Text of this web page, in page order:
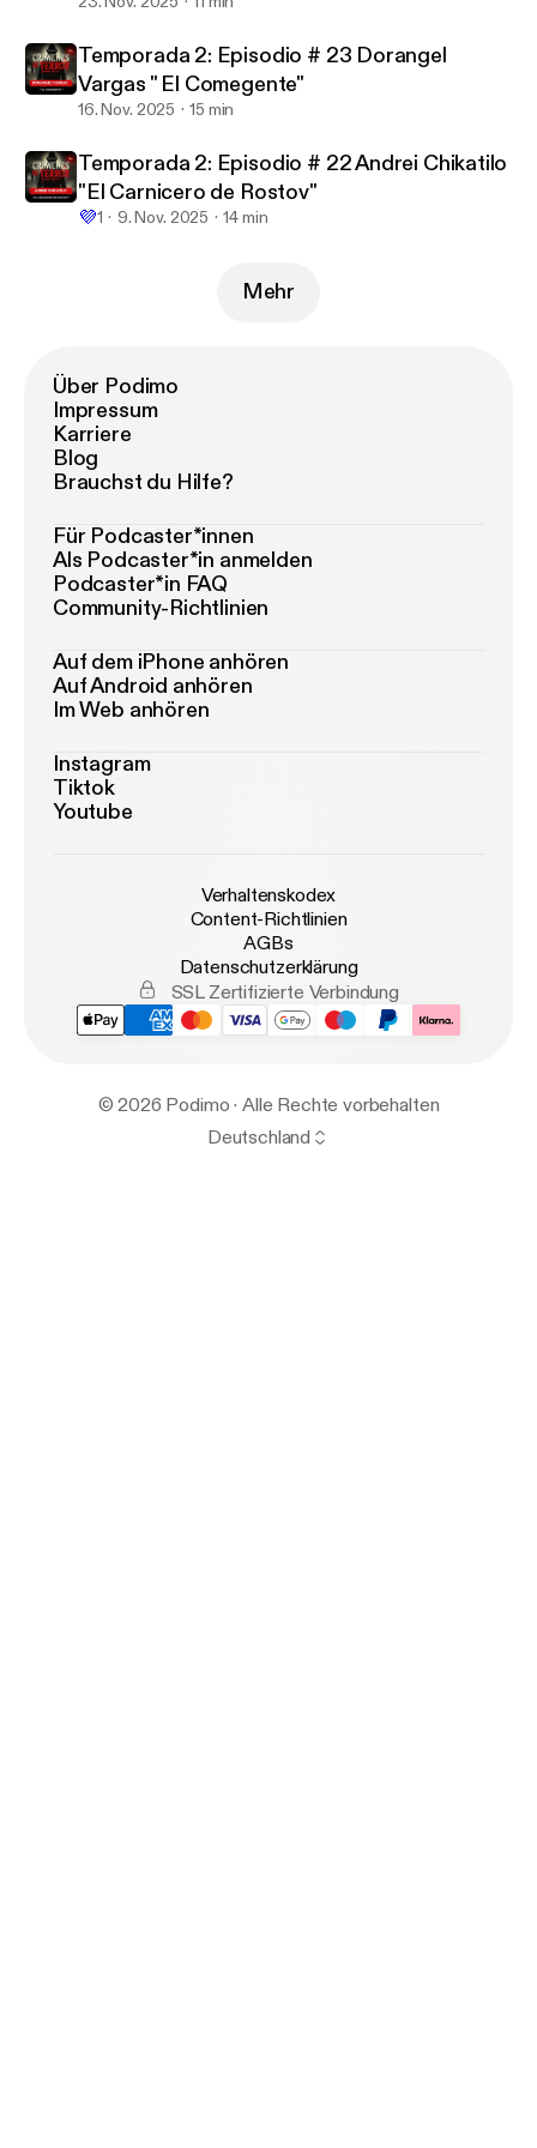
Temporada 2: Episodio # 23 Dorangel
Vargas " El Comegente"
16. Nov. 2025 15 min
Temporada 2: Episodio # 22 Andrei Chikatilo
"El Carnicero de Rostov"
💜1 9. Nov. 2025 14 min
Mehr
Über Podimo
Impressum
Karriere
Blog
Brauchst du Hilfe?
Für Podcaster*innen
Als Podcaster*in anmelden
Podcaster*in FAQ
Community-Richtlinien
Auf dem iPhone anhören
Auf Android anhören
Im Web anhören
Instagram
Tiktok
Youtube
Verhaltenskodex
Content-Richtlinien
AGBs
Datenschutzerklärung
SSL Zertifizierte Verbindung
© 2026 Podimo · Alle Rechte vorbehalten
Deutschland